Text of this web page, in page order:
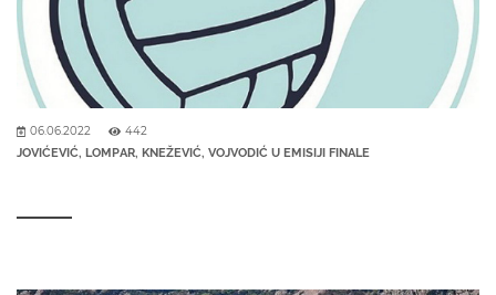
06.06.2022 442
JOVIĆEVIĆ, LOMPAR, KNEŽEVIĆ, VOJVODIĆ U EMISIJI FINALE